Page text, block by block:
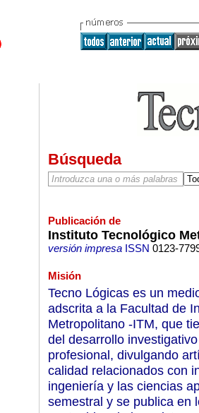
Búsqueda
Publicación de
Instituto Tecnológico
versión impresaISSN 0123-
Misión
Tecno Lógicas es un
adscrita a la Facultad de
Metropolitano -ITM, que
del desarrollo
profesional, divulgando
calidad relacionados con
ingeniería y las ciencias
semestral y se publica en